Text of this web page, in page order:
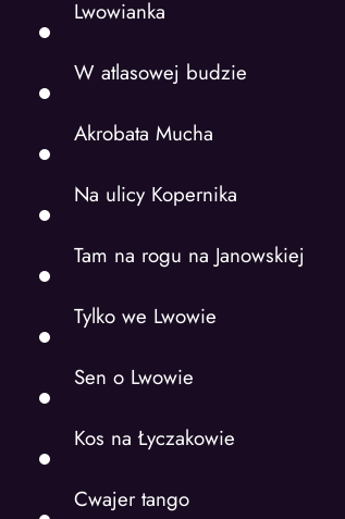
Lwowianka
W atlasowej budzie
Akrobata Mucha
Na ulicy Kopernika
Tam na rogu na Janowskiej
Tylko we Lwowie
Sen o Lwowie
Kos na Łyczakowie
Cwajer tango